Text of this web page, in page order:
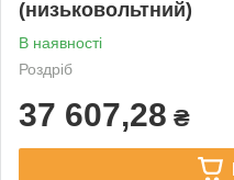
(низьковольтний)
В наявності
Роздріб
37 607,28 ₴